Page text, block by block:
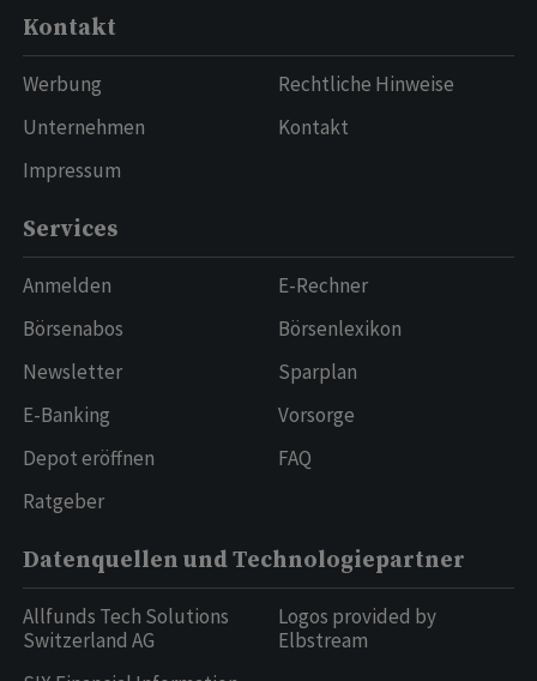
Kontakt
Werbung
Unternehmen
Impressum
Rechtliche Hinweise
Kontakt
Services
Anmelden
Börsenabos
Newsletter
E-Banking
Depot eröffnen
Ratgeber
E-Rechner
Börsenlexikon
Sparplan
Vorsorge
FAQ
Datenquellen und Technologiepartner
Allfunds Tech Solutions
Switzerland AG
Logos provided by
Elbstream